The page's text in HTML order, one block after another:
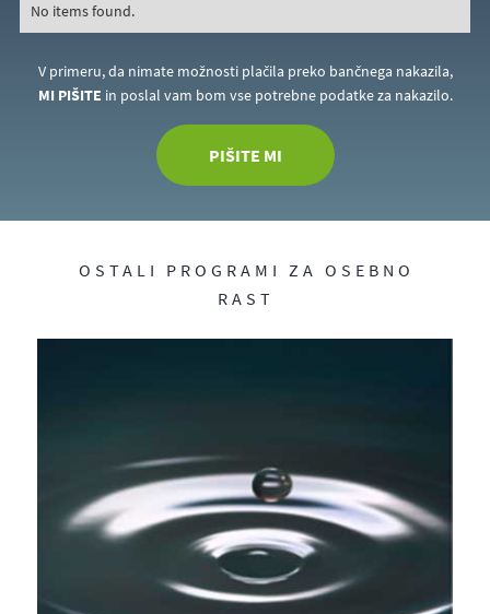
No items found.
V primeru, da nimate možnosti plačila preko bančnega nakazila,
MI PIŠITE in poslal vam bom vse potrebne podatke za nakazilo.
PIŠITE MI
OSTALI PROGRAMI ZA OSEBNO
RAST